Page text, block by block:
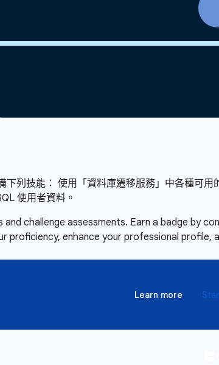
列技能： 使用「資料庫遷移服務」中各種可用
使用者資料。
challenge assessments. Earn a badge by
enhance your professional profile,
Learn more